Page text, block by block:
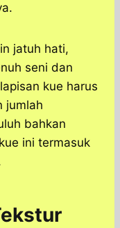
jatuh hati,
seni dan
kue harus
jumlah
bahkan
ini termasuk